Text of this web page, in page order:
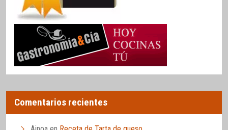
Comentarios recientes